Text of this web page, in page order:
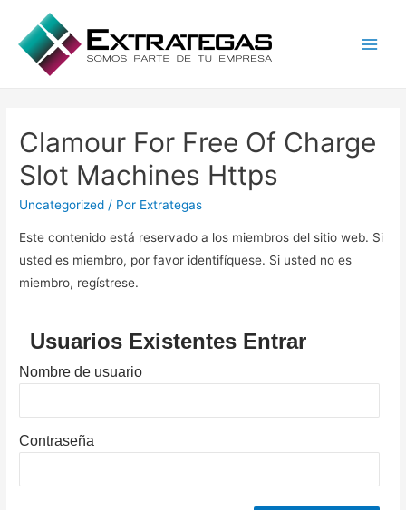
Clamour For Free Of Charge
Slot Machines Https
Uncategorized / Por Extrategas
Este contenido está reservado a los miembros del sitio web. Si
usted es miembro, por favor identifíquese. Si usted no es
miembro, regístrese.
Usuarios Existentes Entrar
Nombre de usuario
Contraseña